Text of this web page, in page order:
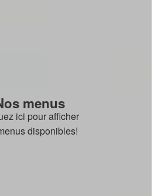
menus
ici pour afficher
disponibles!